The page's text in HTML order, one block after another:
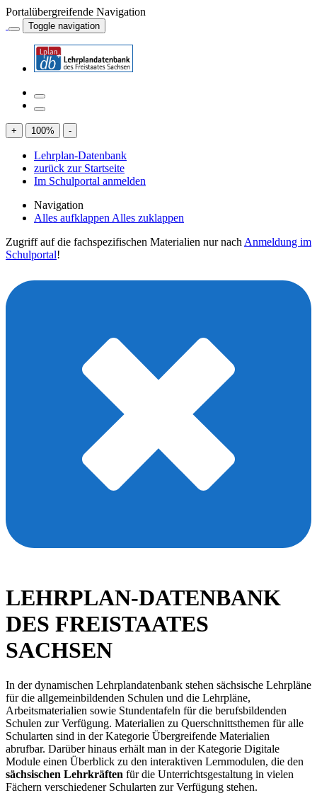
Portalübergreifende Navigation
Toggle navigation
+ 100% -
Lehrplan-Datenbank
zurück zur Startseite
Im Schulportal anmelden
Navigation
Alles aufklappen Alles zuklappen
Zugriff auf die fachspezifischen Materialien nur nach Anmeldung im
Schulportal!
LEHRPLAN-DATENBANK
DES FREISTAATES
SACHSEN
In der dynamischen Lehrplandatenbank stehen sächsische Lehrpläne
für die allgemeinbildenden Schulen und die Lehrpläne,
Arbeitsmaterialien sowie Stundentafeln für die berufsbildenden
Schulen zur Verfügung. Materialien zu Querschnittsthemen für alle
Schularten sind in der Kategorie Übergreifende Materialien
abrufbar. Darüber hinaus erhält man in der Kategorie Digitale
Module einen Überblick zu den interaktiven Lernmodulen, die den
sächsischen Lehrkräften für die Unterrichtsgestaltung in vielen
Fächern verschiedener Schularten zur Verfügung stehen.